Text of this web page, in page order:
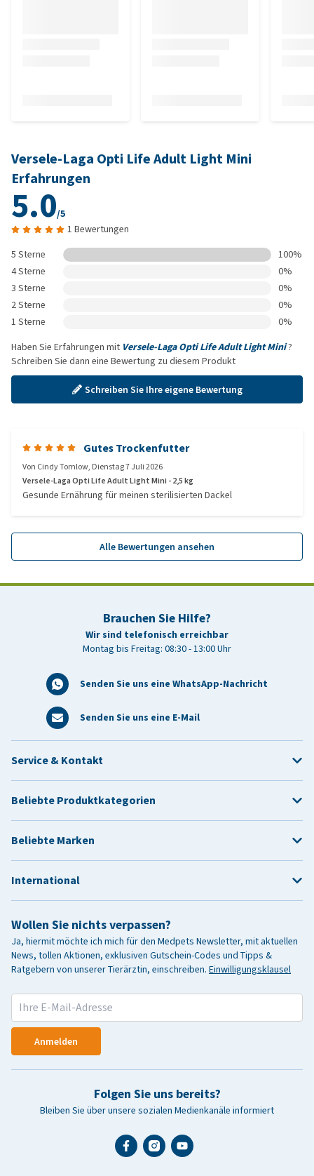
Versele-Laga Opti Life Adult Light Mini
Erfahrungen
5.0/5
1 Bewertungen
5 Sterne
100%
4 Sterne
0%
3 Sterne
0%
2 Sterne
0%
1 Sterne
0%
Haben Sie Erfahrungen mit Versele-Laga Opti Life Adult Light Mini?
Schreiben Sie dann eine Bewertung zu diesem Produkt
Schreiben Sie Ihre eigene Bewertung
Gutes Trockenfutter
Von Cindy Tomlow, Dienstag 7 Juli 2026
Versele-Laga Opti Life Adult Light Mini - 2,5 kg
Gesunde Ernährung für meinen sterilisierten Dackel
Alle Bewertungen ansehen
Brauchen Sie Hilfe?
Wir sind telefonisch erreichbar
Montag bis Freitag: 08:30 - 13:00 Uhr
Senden Sie uns eine WhatsApp-Nachricht
Senden Sie uns eine E-Mail
Wollen Sie nichts verpassen?
Ja, hiermit möchte ich mich für den Medpets Newsletter, mit aktuellen
News, tollen Aktionen, exklusiven Gutschein-Codes und Tipps &
Ratgebern von unserer Tierärztin, einschreiben. Einwilligungsklausel
Anmelden
Folgen Sie uns bereits?
Bleiben Sie über unsere sozialen Medienkanäle informiert
Service & Kontakt
Beliebte Produktkategorien
Beliebte Marken
International